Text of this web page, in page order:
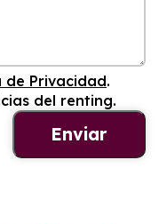
de Privacidad.
del renting.